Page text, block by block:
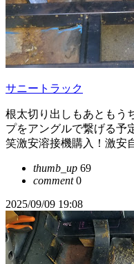
サニートラック
根太切り出しもあともう
プをアングルで繋げる予
笑激安溶接機購入！激安
thumb_up 69
comment0
2025/09/09 19:08